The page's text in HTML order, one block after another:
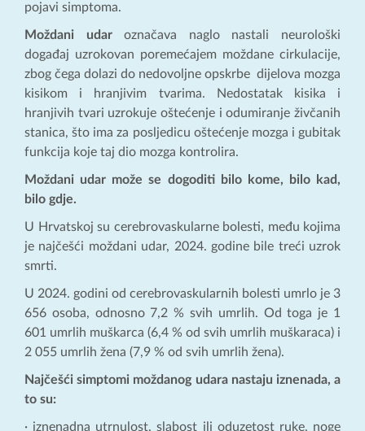
pojavi simptoma.
Moždani udaroznačava naglo nastali neurološki
događaj uzrokovan poremećajem moždane cirkulacije,
zbog čega dolazi do nedovoljne opskrbe dijelova mozga
kisikom i hranjivim tvarima. Nedostatak kisika i
hranjivih tvari uzrokuje oštećenje i odumiranje živčanih
stanica, što ima za posljedicu oštećenje mozga i gubitak
funkcija koje taj dio mozga kontrolira.
Moždani udar može se dogoditi bilo kome, bilo kad,
bilo gdje.
U Hrvatskoj su cerebrovaskularne bolesti, među kojima
je najčešći moždani udar, 2024. godine bile treći uzrok
smrti.
U 2024. godini od cerebrovaskularnih bolesti umrlo je 3
656 osoba, odnosno 7,2 % svih umrlih. Od toga je 1
601 umrlih muškarca (6,4 % od svih umrlih muškaraca) i
2 055 umrlih žena (7,9 % od svih umrlih žena).
Najčešći simptomi moždanog udara nastaju iznenada, a
to su:
· iznenadna utrnulost, slabost ili oduzetost ruke, noge